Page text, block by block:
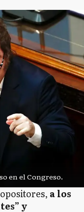
en el Congreso.
a los
y